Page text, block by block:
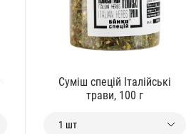
Суміш спецій Італійські
трави, 100 г
1 шт